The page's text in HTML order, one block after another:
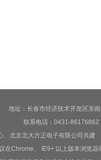
地址：长春市经济技术开发区东
联系电话：0431-86176862
、北京北大方正电子有限公司共建
在Chrome、 IE9+ 以上版本浏览